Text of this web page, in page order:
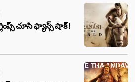
చూసి ఫ్యాన్స్ షాక్ !